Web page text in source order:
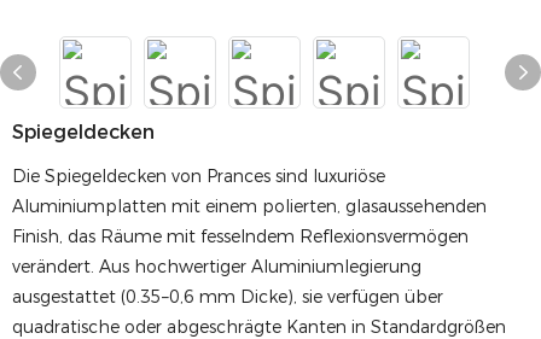
Spiegeldecken
Die Spiegeldecken von Prances sind luxuriöse
Aluminiumplatten mit einem polierten, glasaussehenden
Finish, das Räume mit fesselndem Reflexionsvermögen
verändert. Aus hochwertiger Aluminiumlegierung
ausgestattet (0.35–0,6 mm Dicke), sie verfügen über
quadratische oder abgeschrägte Kanten in Standardgrößen